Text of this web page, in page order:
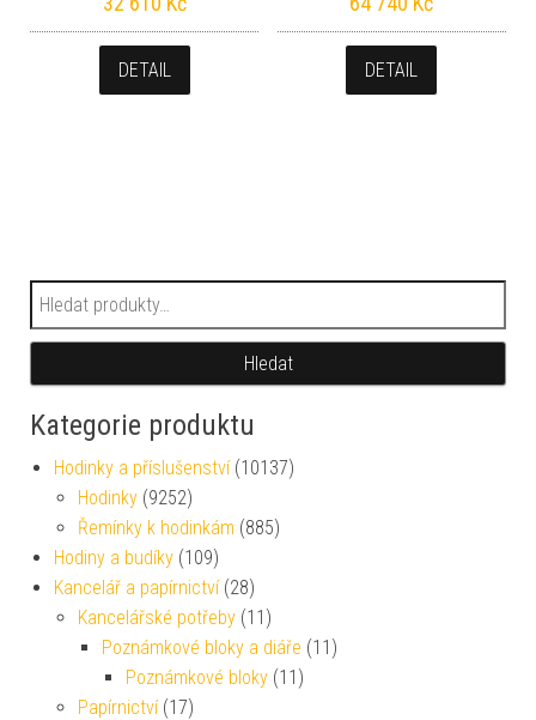
DETAIL DETAIL
Hledat:
Hledat
Kategorie produktu
Hodinky a příslušenství (10137)
Hodinky (9252)
Řemínky k hodinkám (885)
Hodiny a budíky (109)
Kancelář a papírnictví (28)
Kancelářské potřeby (11)
Poznámkové bloky a diáře (11)
Poznámkové bloky (11)
Papírnictví (17)